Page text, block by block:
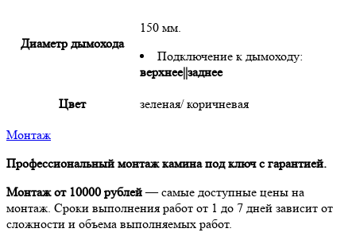
Диаметр дымохода
150 мм.
Подключение к дымоходу:
верхнее||заднее
Цвет зеленая/ коричневая
Монтаж
Профессиональный монтаж камина под ключ с гарантией.
Монтаж от 10000 рублей— самые доступные цены на
монтаж. Сроки выполнения работ от 1 до 7 дней зависит от
сложности и объема выполняемых работ.